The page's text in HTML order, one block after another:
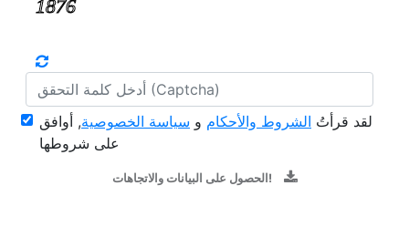
لقد قرأتُ الشروط والأحكام و سياسة الخصوصية, أوافق
على شروطها
الحصول على البيانات والاتجاهات!